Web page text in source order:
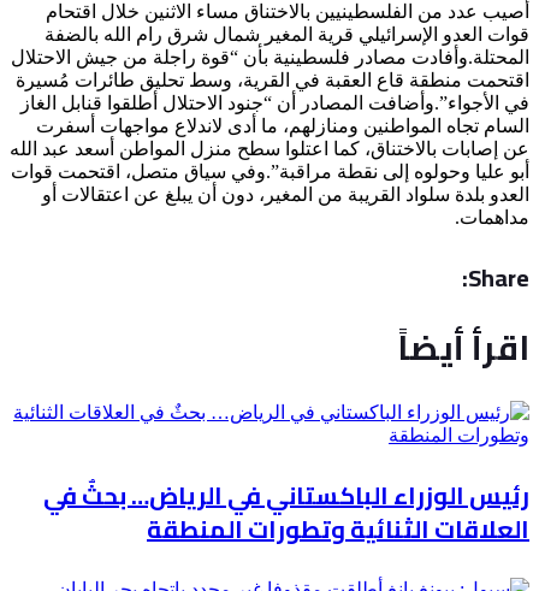
أصيب عدد من الفلسطينيين بالاختناق مساء الاثنين خلال اقتحام
قوات العدو الإسرائيلي قرية المغير شمال شرق رام الله بالضفة
المحتلة.وأفادت مصادر فلسطينية بأن “قوة راجلة من جيش الاحتلال
اقتحمت منطقة قاع العقبة في القرية، وسط تحليق طائرات مُسيرة
في الأجواء”.وأضافت المصادر أن “جنود الاحتلال أطلقوا قنابل الغاز
السام تجاه المواطنين ومنازلهم، ما أدى لاندلاع مواجهات أسفرت
عن إصابات بالاختناق، كما اعتلوا سطح منزل المواطن أسعد عبد الله
أبو عليا وحولوه إلى نقطة مراقبة”.وفي سياق متصل، اقتحمت قوات
العدو بلدة سلواد القريبة من المغير، دون أن يبلغ عن اعتقالات أو
مداهمات.
Share:
اقرأ أيضاً
رئيس الوزراء الباكستاني في الرياض… بحثٌ في
العلاقات الثنائية وتطورات المنطقة